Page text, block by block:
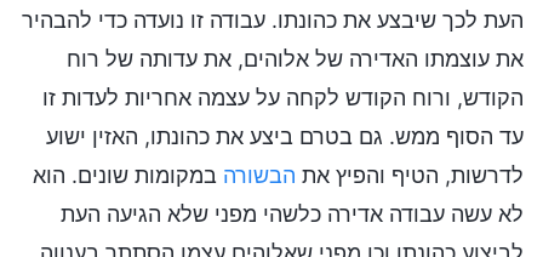
העת לכך שיבצע את כהונתו. עבודה זו נועדה כדי להבהיר
את עוצמתו האדירה של אלוהים, את עדותה של רוח
הקודש, ורוח הקודש לקחה על עצמה אחריות לעדות זו
עד הסוף ממש. גם בטרם ביצע את כהונתו, האזין ישוע
לדרשות, הטיף והפיץ את הבשורה במקומות שונים. הוא
לא עשה עבודה אדירה כלשהי מפני שלא הגיעה העת